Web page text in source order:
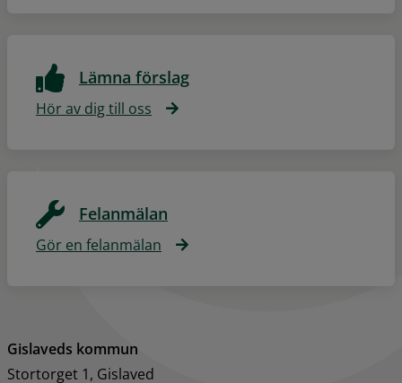
Lämna förslag
Hör av dig till oss
Felanmälan
Gör en felanmälan
Gislaveds kommun
Stortorget 1, Gislaved